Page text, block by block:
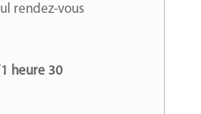
rendez-vous
heure 30